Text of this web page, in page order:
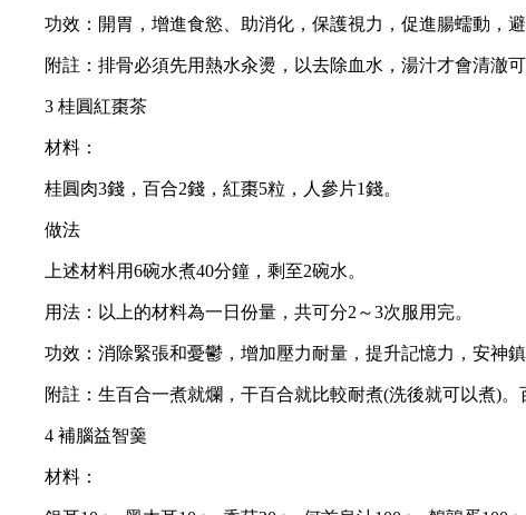
功效：開胃，增進食慾、助消化，保護視力，促進腸蠕動，避
附註：排骨必須先用熱水汆燙，以去除血水，湯汁才會清澈可
3 桂圓紅棗茶
材料：
桂圓肉3錢，百合2錢，紅棗5粒，人參片1錢。
做法
上述材料用6碗水煮40分鐘，剩至2碗水。
用法：以上的材料為一日份量，共可分2～3次服用完。
功效：消除緊張和憂鬱，增加壓力耐量，提升記憶力，安神鎮
附註：生百合一煮就爛，干百合就比較耐煮(洗後就可以煮)。
4 補腦益智羹
材料：